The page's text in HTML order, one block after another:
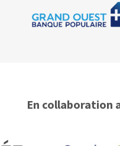
En collaboration